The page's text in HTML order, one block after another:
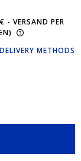
- VERSAND PER
METHODS